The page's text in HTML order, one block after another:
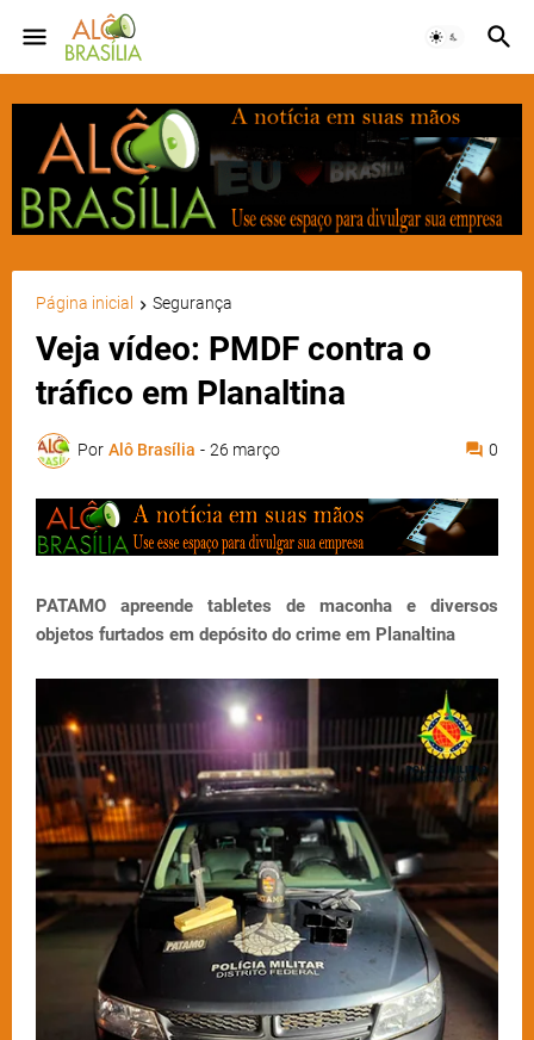
Página inicial Segurança
Veja vídeo: PMDF contra o
tráfico em Planaltina
Por Alô Brasília - 26 março 0
PATAMO apreende tabletes de maconha e diversos
objetos furtados em depósito do crime em Planaltina